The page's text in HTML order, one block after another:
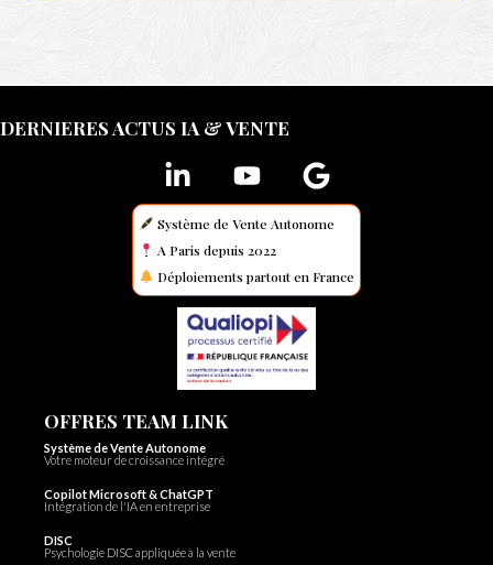
DERNIERES ACTUS IA & VENTE
Système de Vente Autonome
A Paris depuis 2022
Déploiements partout en France
OFFRES TEAM LINK
Système de Vente Autonome
Votre moteur de croissance intégré
Copilot Microsoft & ChatGPT
Intégration de l'IA en entreprise
DISC
Psychologie DISC appliquée à la vente